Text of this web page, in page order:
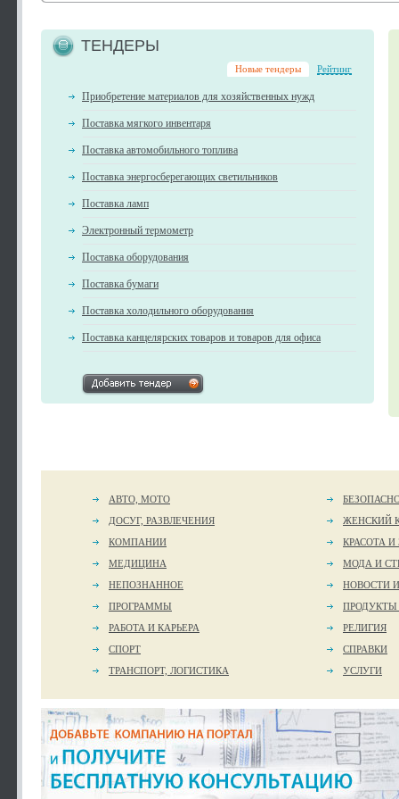
ТЕНДЕРЫ
Новые тендеры Рейтинг
Приобретение материалов для хозяйственных нужд
Поставка мягкого инвентаря
Поставка автомобильного топлива
Поставка энергосберегающих светильников
Поставка ламп
Электронный термометр
Поставка оборудования
Поставка бумаги
Поставка холодильного оборудования
Поставка канцелярских товаров и товаров для офиса
АВТО, МОТО
ДОСУГ, РАЗВЛЕЧЕНИЯ
ЖЕНСКИЙ
КОМПАНИИ
КРАСОТА И
МЕДИЦИНА
МОДА И
НЕПОЗНАННОЕ
НОВОСТИ
ПРОГРАММЫ
РАБОТА И КАРЬЕРА
РЕЛИГИЯ
СПОРТ
СПРАВКИ
ТРАНСПОРТ, ЛОГИСТИКА
УСЛУГИ